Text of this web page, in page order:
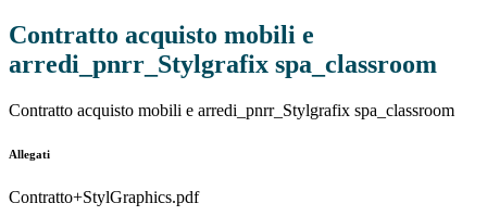
Contratto acquisto mobili e
arredi_pnrr_Stylgrafix spa_classroom
Contratto acquisto mobili e arredi_pnrr_Stylgrafix spa_classroom
Allegati
Contratto+StylGraphics.pdf